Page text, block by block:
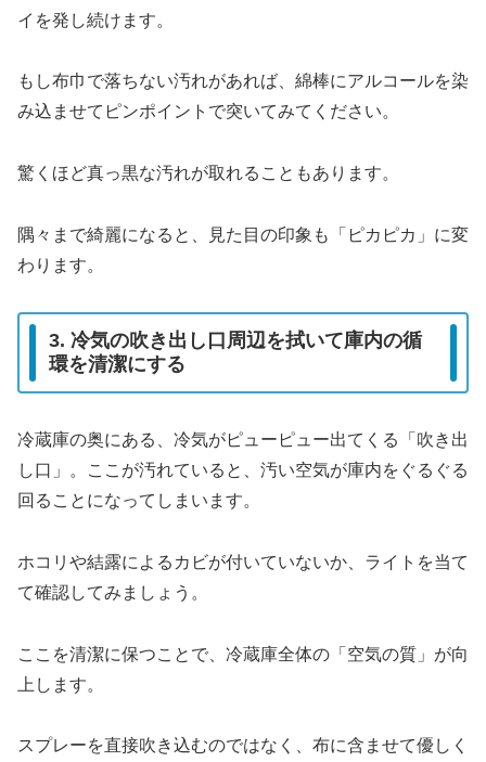
イを発し続けます。
もし布巾で落ちない汚れがあれば、綿棒にアルコールを染
み込ませてピンポイントで突いてみてください。
驚くほど真っ黒な汚れが取れることもあります。
隅々まで綺麗になると、見た目の印象も「ピカピカ」に変
わります。
3. 冷気の吹き出し口周辺を拭いて庫内の循
環を清潔にする
冷蔵庫の奥にある、冷気がピューピュー出てくる「吹き出
し口」。ここが汚れていると、汚い空気が庫内をぐるぐる
回ることになってしまいます。
ホコリや結露によるカビが付いていないか、ライトを当て
て確認してみましょう。
ここを清潔に保つことで、冷蔵庫全体の「空気の質」が向
上します。
スプレーを直接吹き込むのではなく、布に含ませて優しく